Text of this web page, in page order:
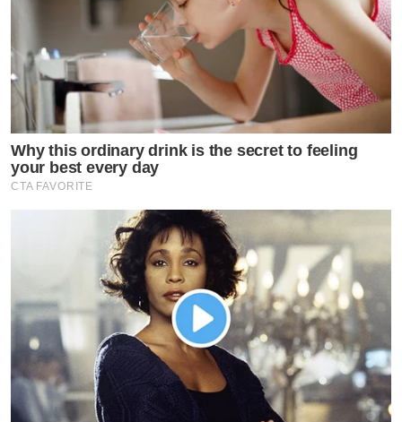
Why this ordinary drink is the secret to feeling
your best every day
CTA FAVORITE